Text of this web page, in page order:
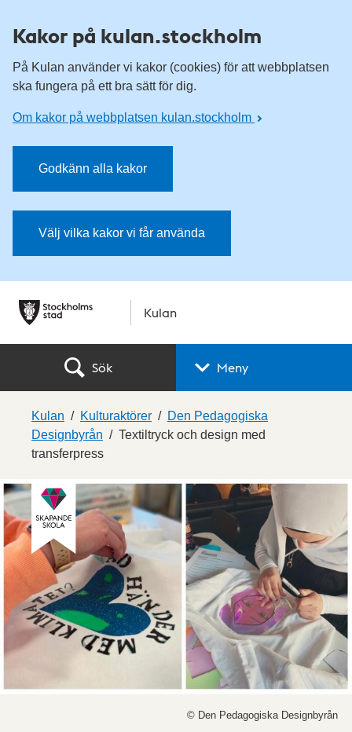
Kakor på kulan.stockholm
På Kulan använder vi kakor (cookies) för att webbplatsen
ska fungera på ett bra sätt för dig.
Om kakor på webbplatsen kulan.stockholm
Godkänn alla kakor
Välj vilka kakor vi får använda
Kulan
Sök Meny
Kulan Kulturaktörer
Den Pedagogiska
Designbyrån
Textiltryck och design med
transferpress
© Den Pedagogiska Designbyrån